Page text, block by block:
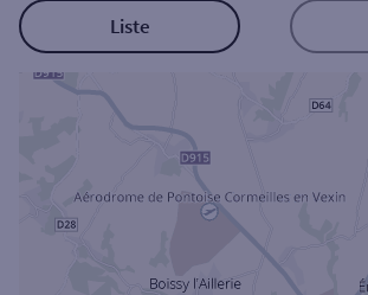
Coffre-fort
Autour de moi
Ville / Code postal
Liste